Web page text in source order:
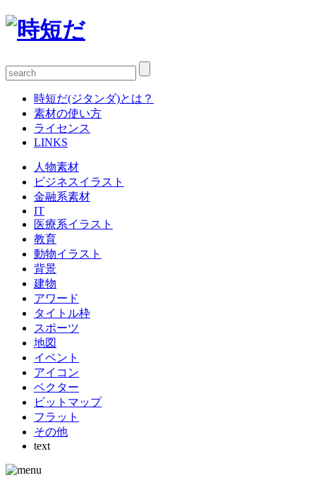
時短だ(ジタンダ)とは？
素材の使い方
ライセンス
LINKS
人物素材
ビジネスイラスト
金融系素材
IT
医療系イラスト
教育
動物イラスト
背景
建物
アワード
タイトル枠
スポーツ
地図
イベント
アイコン
ベクター
ビットマップ
フラット
その他
text